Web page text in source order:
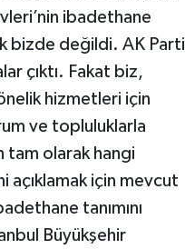
ibadethane
bizde değildi. AK Parti
çıktı. Fakat biz,
hizmetleri için
ve topluluklarla
tam olarak hangi
açıklamak için mevcut
tanımını
Büyükşehir